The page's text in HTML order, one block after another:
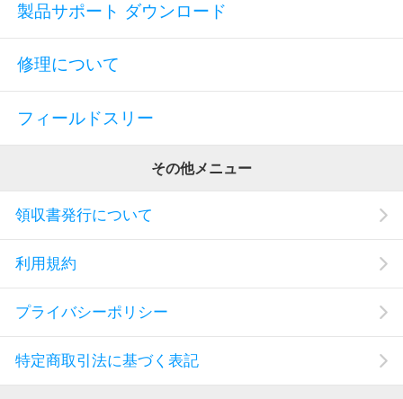
製品サポート ダウンロード
修理について
フィールドスリー
その他メニュー
領収書発行について
利用規約
プライバシーポリシー
特定商取引法に基づく表記